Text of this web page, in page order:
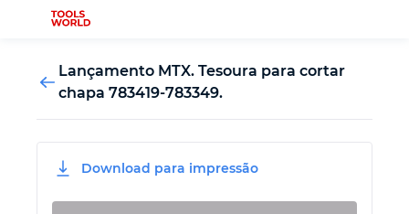
Novidades
Lançamento MTX. Tesoura para cortar
chapa 783419-783349.
Download para impressão